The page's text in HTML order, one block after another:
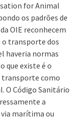
for Animal
os padrões de
OIE reconhecem
o transporte dos
haveria normas
que existe é o
transporte como
O Código Sanitário
a
marítima ou